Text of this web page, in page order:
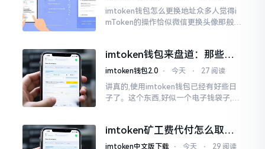
imtoken钱包怎么更换地址众多人觉得i
mToken的操作恰似微信更换头像那般简
据助记词来生成的,通俗讲
imtoken钱包来盘道：那些踩
过的坑和保命招
imtoken钱包2.0 ⋅ 今天 ⋅ 27 阅读
讲真的,使用imtoken钱包已经有好些日
子了。这个东西,好似一个电子钱袋子,里
却提心吊胆、神经紧绷。
imtoken矿工费代付怎么取
消？老手教你几招
imtoken中文版下载 ⋅ 今天 ⋅ 29 阅读